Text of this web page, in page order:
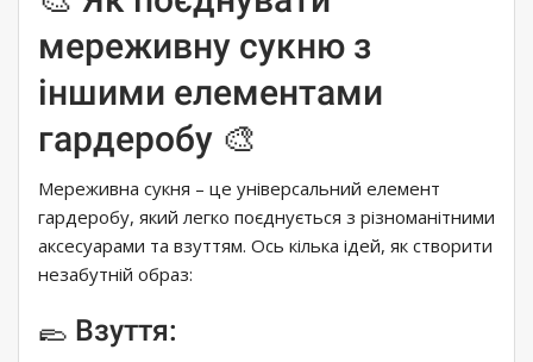
мереживну сукню з
іншими елементами
гардеробу 🎨
Мереживна сукня – це універсальний елемент
гардеробу, який легко поєднується з різноманітними
аксесуарами та взуттям. Ось кілька ідей, як створити
незабутній образ:
🥿 Взуття: